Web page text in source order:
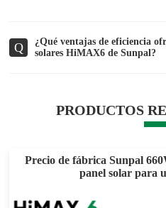
Q
¿Qué ventajas de eficiencia
solares HiMAX6 de Sunpal?
PRODUCTOS
Precio de fábrica Sunpal
panel solar para